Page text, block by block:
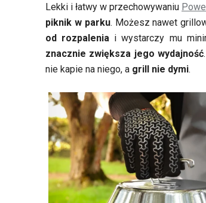
Lekki i łatwy w przechowywaniu
piknik w parku. Możesz nawet
od rozpalenia i wystarczy mu
znacznie zwiększa jego wydajność
nie kapie na niego, a grill nie dymi.